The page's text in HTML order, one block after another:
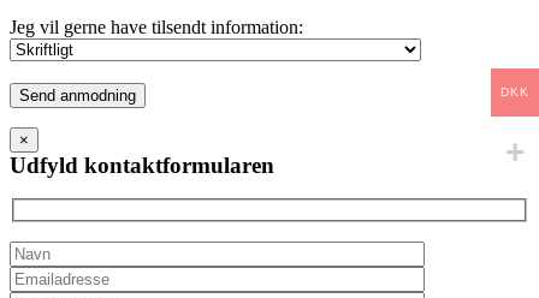
Jeg vil gerne have tilsendt information:
Please
leave
this
field
empty.
×
Udfyld kontaktformularen
DKK